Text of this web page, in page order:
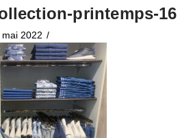
printemps-16
mai 2022